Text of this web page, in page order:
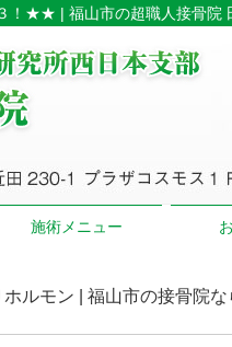
！★★ | 福山市の超職人接骨院
施術メニュー
ホルモン | 福山市の接骨院